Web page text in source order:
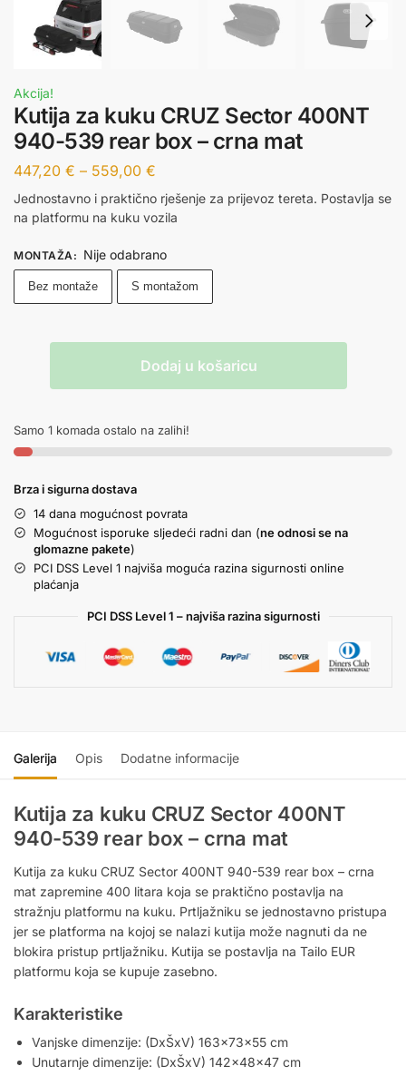
Akcija!
Kutija za kuku CRUZ Sector 400NT
940-539 rear box – crna mat
447,20 € – 559,00 €
Jednostavno i praktično rješenje za prijevoz tereta. Postavlja se
na platformu na kuku vozila
MONTAŽA : Nije odabrano
Bez montaže S montažom
Dodaj u košaricu
Samo 1 komada ostalo na zalihi!
Brza i sigurna dostava
14 dana mogućnost povrata
Mogućnost isporuke sljedeći radni dan (ne odnosi se na
glomazne pakete)
PCI DSS Level 1 najviša moguća razina sigurnosti online
plaćanja
PCI DSS Level 1 – najviša razina sigurnosti
Galerija Opis Dodatne informacije
Kutija za kuku CRUZ Sector 400NT
940-539 rear box – crna mat
Kutija za kuku CRUZ Sector 400NT 940-539 rear box – crna
mat zapremine 400 litara koja se praktično postavlja na
stražnju platformu na kuku. Prtljažniku se jednostavno pristupa
jer se platforma na kojoj se nalazi kutija može nagnuti da ne
blokira pristup prtljažniku. Kutija se postavlja na Tailo EUR
platformu koja se kupuje zasebno.
Karakteristike
Vanjske dimenzije: (DxŠxV) 163x73x55 cm
Unutarnje dimenzije: (DxŠxV) 142x48x47 cm